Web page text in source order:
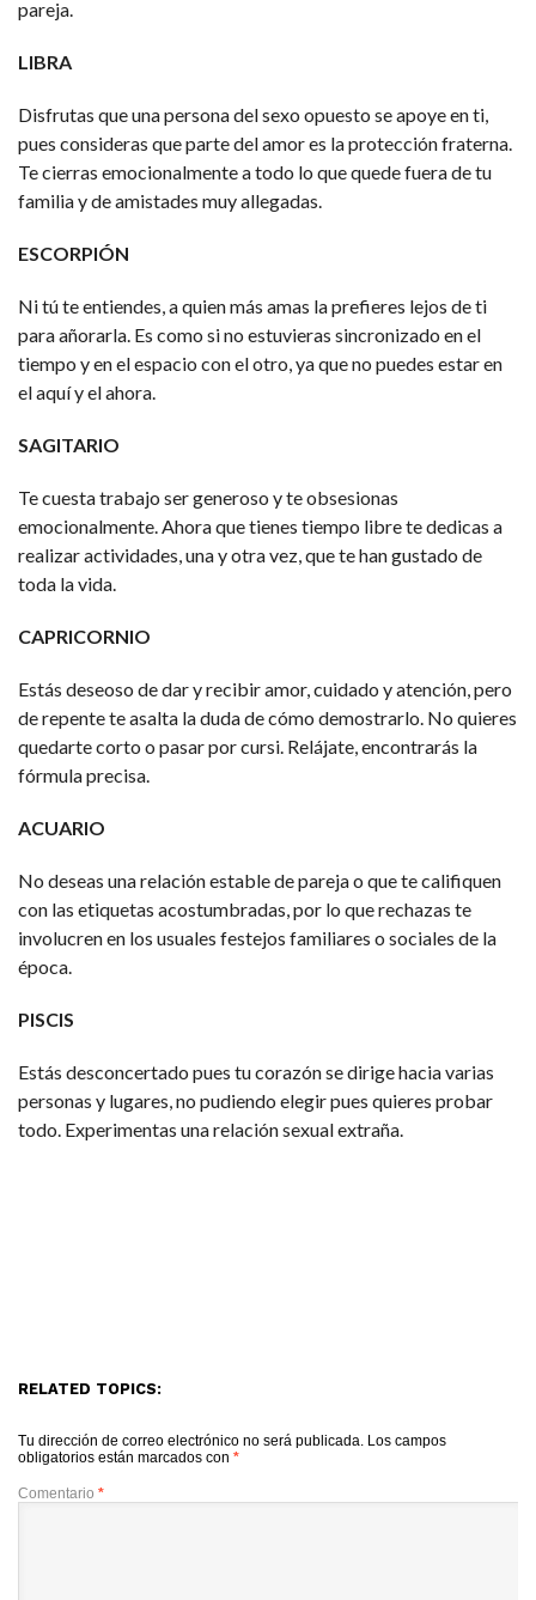
pareja.
LIBRA
Disfrutas que una persona del sexo opuesto se apoye en ti,
pues consideras que parte del amor es la protección fraterna.
Te cierras emocionalmente a todo lo que quede fuera de tu
familia y de amistades muy allegadas.
ESCORPIÓN
Ni tú te entiendes, a quien más amas la prefieres lejos de ti
para añorarla. Es como si no estuvieras sincronizado en el
tiempo y en el espacio con el otro, ya que no puedes estar en
el aquí y el ahora.
SAGITARIO
Te cuesta trabajo ser generoso y te obsesionas
emocionalmente. Ahora que tienes tiempo libre te dedicas a
realizar actividades, una y otra vez, que te han gustado de
toda la vida.
CAPRICORNIO
Estás deseoso de dar y recibir amor, cuidado y atención, pero
de repente te asalta la duda de cómo demostrarlo. No quieres
quedarte corto o pasar por cursi. Relájate, encontrarás la
fórmula precisa.
ACUARIO
No deseas una relación estable de pareja o que te califiquen
con las etiquetas acostumbradas, por lo que rechazas te
involucren en los usuales festejos familiares o sociales de la
época.
PISCIS
Estás desconcertado pues tu corazón se dirige hacia varias
personas y lugares, no pudiendo elegir pues quieres probar
todo. Experimentas una relación sexual extraña.
RELATED TOPICS:
Tu dirección de correo electrónico no será publicada. Los campos
obligatorios están marcados con *
Comentario *